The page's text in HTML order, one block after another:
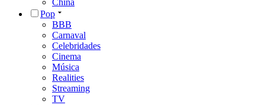
China
Pop
BBB
Carnaval
Celebridades
Cinema
Música
Realities
Streaming
TV